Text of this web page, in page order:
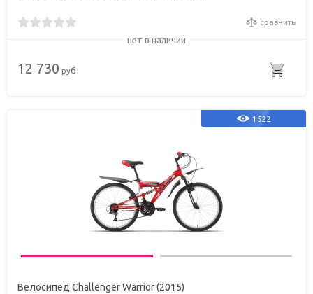
сравнить
нет в наличии
12 730 руб
1522
Велосипед Challenger Warrior (2015)